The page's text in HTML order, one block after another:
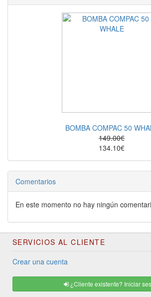
BOMBA COMPAC 50
149.00€
134.10€
Comentarios
En este momento no hay ningún
SERVICIOS AL CLIENTE
Crear una cuenta
¿Cliente existente? Iniciar